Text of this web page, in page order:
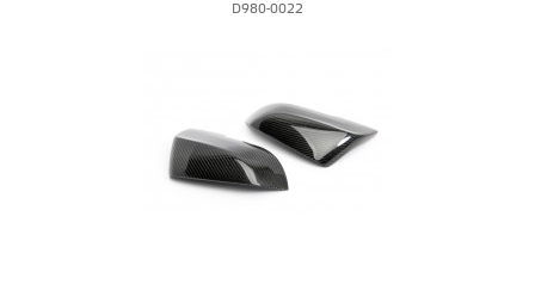
D980-0022